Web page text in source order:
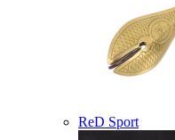
ReD Sport